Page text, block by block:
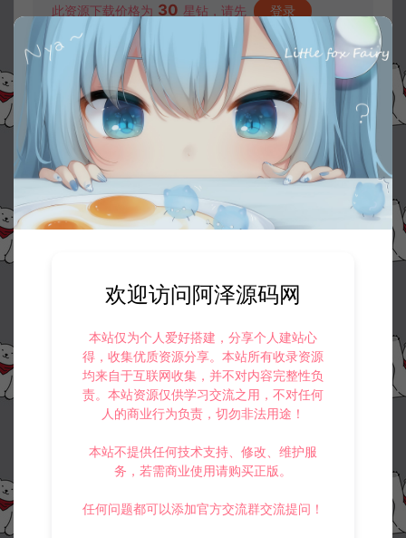
此资源下载价格为 30 星钻，请先 登录
收藏 (0) 打赏 点赞 (
©版权免责声明
如果本站有侵犯、不妥之处的资源，请在网站右边客服联系我们。
将会第一时间解决！
业用途，请大家不要用于商用！
侵权联系邮箱：32838727@qq.com
阿泽源码网 手游资源
稀有砍树开箱手游【魔道修仙H5】3月最
新整理Linux手工服务端+CDK授权后台+简易安卓客户端+详细搭建教程+视
欢迎访问阿泽源码网
本站仅为个人爱好搭建，分享个人建站心
得，收集优质资源分享。本站所有收录资源
均来自于互联网收集，并不对内容完整性负
责。本站资源仅供学习交流之用，不对任何
人的商业行为负责，切勿非法用途！
本站不提供任何技术支持、修改、维护服
务，若需商业使用请购买正版。
任何问题都可以添加官方交流群交流提问！